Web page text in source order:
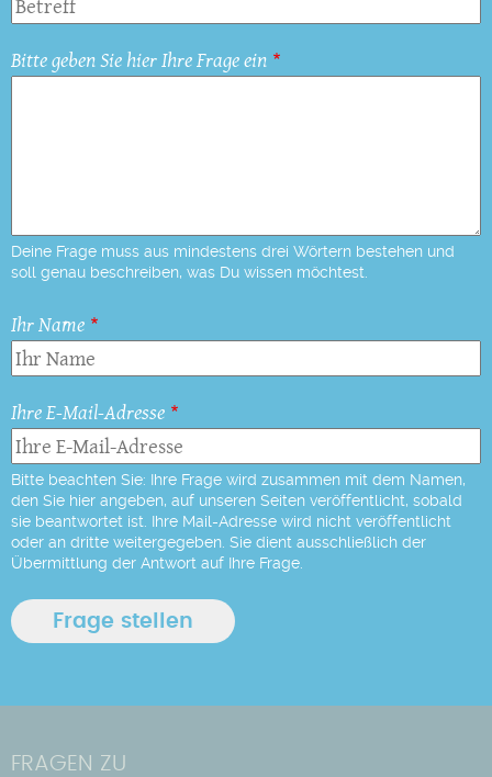
Bitte geben Sie hier Ihre Frage ein
Deine Frage muss aus mindestens drei Wörtern bestehen und
soll genau beschreiben, was Du wissen möchtest.
Ihr Name
Ihre E-Mail-Adresse
Bitte beachten Sie: Ihre Frage wird zusammen mit dem Namen,
den Sie hier angeben, auf unseren Seiten veröffentlicht, sobald
sie beantwortet ist. Ihre Mail-Adresse wird nicht veröffentlicht
oder an dritte weitergegeben. Sie dient ausschließlich der
Übermittlung der Antwort auf Ihre Frage.
FRAGEN ZU